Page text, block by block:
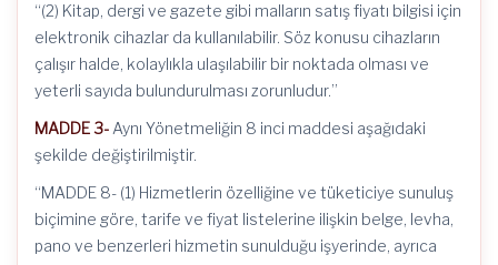
“(2) Kitap, dergi ve gazete gibi malların satış fiyatı bilgisi için
elektronik cihazlar da kullanılabilir. Söz konusu cihazların
çalışır halde, kolaylıkla ulaşılabilir bir noktada olması ve
yeterli sayıda bulundurulması zorunludur.”
MADDE 3- Aynı Yönetmeliğin 8 inci maddesi aşağıdaki
şekilde değiştirilmiştir.
“MADDE 8- (1) Hizmetlerin özelliğine ve tüketiciye sunuluş
biçimine göre, tarife ve fiyat listelerine ilişkin belge, levha,
pano ve benzerleri hizmetin sunulduğu işyerinde, ayrıca